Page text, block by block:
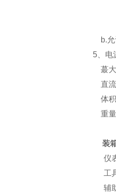
b.允
5、电
蕞大
直流
体积
重量
装
仪
工
辅